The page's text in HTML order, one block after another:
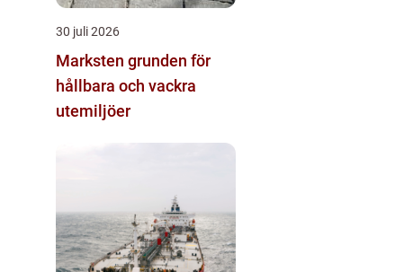
30 juli 2026
Marksten grunden för
hållbara och vackra
utemiljöer